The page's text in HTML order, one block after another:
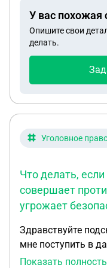
пострадал, уже с
и мы до сих пор
платим кредит
У вас похожая
Опишите свои
делать.
Уголовное
Что делать,
совершает
угрожает
Здравствуйте
мне поступить в данной
проживает
Показать